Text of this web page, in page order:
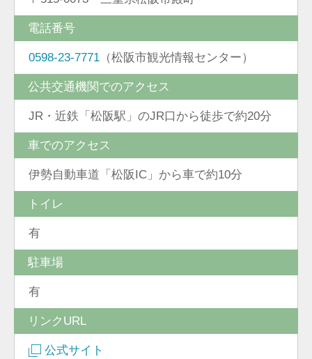
電話番号
0598-23-7771 （松阪市観光情報センター）
公共交通機関でのアクセス
JR・近鉄「松阪駅」のJR口から徒歩で約20分
車でのアクセス
伊勢自動車道「松阪IC」から車で約10分
トイレ
有
駐車場
有
リンクURL
公式サイト